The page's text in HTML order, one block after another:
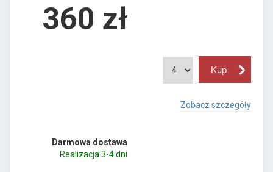
360 zł
Zobacz szczegóły
Darmowa dostawa
Realizacja 3-4 dni